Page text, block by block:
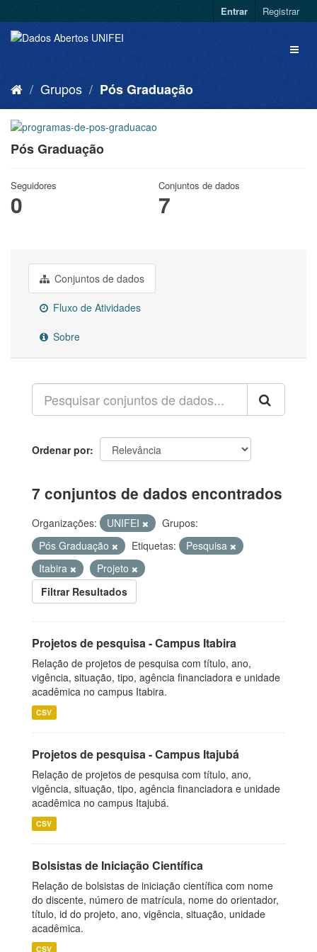
Entrar Registrar
Grupos Pós Graduação
Pós Graduação
Seguidores
0
Conjuntos de dados
7
Conjuntos de dados
Fluxo de Atividades
Sobre
Ordenar por
7 conjuntos de dados encontrados
Organizações: UNIFEI
Grupos:
Pós Graduação
Etiquetas:
Pesquisa
Itabira
Projeto
Filtrar Resultados
Projetos de pesquisa - Campus Itabira
Relação de projetos de pesquisa com título, ano,
vigência, situação, tipo, agência financiadora e unidade
acadêmica no campus Itabira.
CSV
Projetos de pesquisa - Campus Itajubá
Relação de projetos de pesquisa com título, ano,
vigência, situação, tipo, agência financiadora e unidade
acadêmica no campus Itajubá.
CSV
Bolsistas de Iniciação Científica
Relação de bolsistas de iniciação científica com nome
do discente, número de matrícula, nome do orientador,
título, id do projeto, ano, vigência, situação, unidade
acadêmica.
CSV